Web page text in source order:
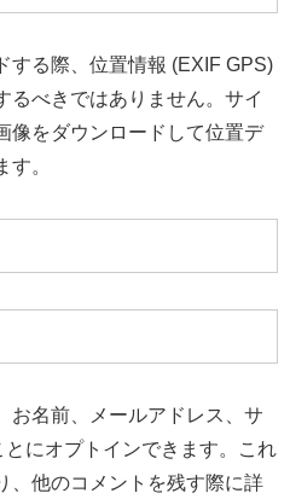
する際、位置情報 (EXIF GPS)
るべきではありません。サイ
像をダウンロードして位置デ
。
お名前、メールアドレス、サ
にオプトインできます。これ
、他のコメントを残す際に詳